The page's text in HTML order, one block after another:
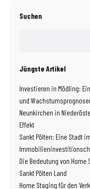
Suchen
Jüngste Artikel
Investieren in Mödling:
und
Neunkirchen in
Effekt
Sankt Pölten: Eine Stadt
Die Bedeutung von
Sankt Pölten Land
Home Staging für den